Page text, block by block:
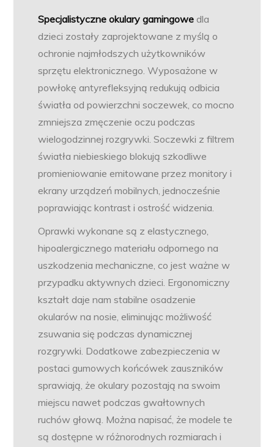
Specjalistyczne okulary gamingowe dla
dzieci zostały zaprojektowane z myślą o
ochronie najmłodszych użytkowników
sprzętu elektronicznego. Wyposażone w
powłokę antyrefleksyjną redukują odbicia
światła od powierzchni soczewek, co mocno
zmniejsza zmęczenie oczu podczas
wielogodzinnej rozgrywki. Soczewki z filtrem
światła niebieskiego blokują szkodliwe
promieniowanie emitowane przez monitory i
ekrany urządzeń mobilnych, jednocześnie
poprawiając kontrast i ostrość widzenia.
Oprawki wykonane są z elastycznego,
hipoalergicznego materiału odpornego na
uszkodzenia mechaniczne, co jest ważne w
przypadku aktywnych dzieci. Ergonomiczny
kształt daje nam stabilne osadzenie
okularów na nosie, eliminując możliwość
zsuwania się podczas dynamicznej
rozgrywki. Dodatkowe zabezpieczenia w
postaci gumowych końcówek zauszników
sprawiają, że okulary pozostają na swoim
miejscu nawet podczas gwałtownych
ruchów głową. Można napisać, że modele te
są dostępne w różnorodnych rozmiarach i